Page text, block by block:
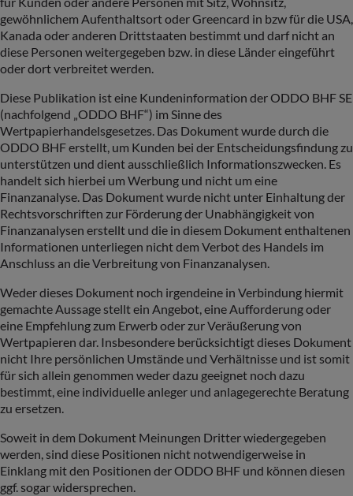
gewöhnlichem Aufenthaltsort oder Greencard in bzw für die USA,
Kanada oder anderen Drittstaaten bestimmt und darf nicht an
diese Personen weitergegeben bzw. in diese Länder eingeführt
oder dort verbreitet werden.
Diese Publikation ist eine Kundeninformation der ODDO BHF SE
(nachfolgend „ODDO BHF“) im Sinne des
Wertpapierhandelsgesetzes. Das Dokument wurde durch die
ODDO BHF erstellt, um Kunden bei der Entscheidungsfindung zu
unterstützen und dient ausschließlich Informationszwecken. Es
handelt sich hierbei um Werbung und nicht um eine
Finanzanalyse. Das Dokument wurde nicht unter Einhaltung der
Rechtsvorschriften zur Förderung der Unabhängigkeit von
Finanzanalysen erstellt und die in diesem Dokument enthaltenen
Informationen unterliegen nicht dem Verbot des Handels im
Anschluss an die Verbreitung von Finanzanalysen.
Weder dieses Dokument noch irgendeine in Verbindung hiermit
gemachte Aussage stellt ein Angebot, eine Aufforderung oder
eine Empfehlung zum Erwerb oder zur Veräußerung von
Wertpapieren dar. Insbesondere berücksichtigt dieses Dokument
nicht Ihre persönlichen Umstände und Verhältnisse und ist somit
für sich allein genommen weder dazu geeignet noch dazu
bestimmt, eine individuelle anleger und anlagegerechte Beratung
zu ersetzen.
Soweit in dem Dokument Meinungen Dritter wiedergegeben
werden, sind diese Positionen nicht notwendigerweise in
Einklang mit den Positionen der ODDO BHF und können diesen
ggf. sogar widersprechen.